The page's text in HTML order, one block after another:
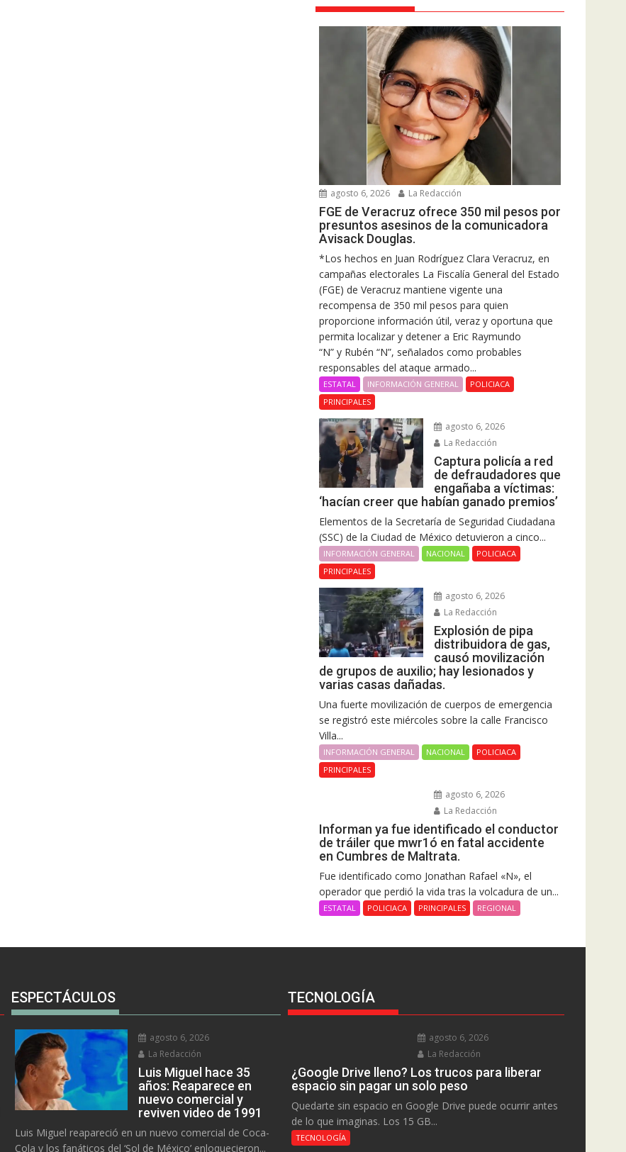
agosto 6, 2026 La Redacción
FGE de Veracruz ofrece 350 mil pesos por
presuntos asesinos de la comunicadora
Avisack Douglas.
*Los hechos en Juan Rodríguez Clara Veracruz, en
campañas electorales La Fiscalía General del Estado
(FGE) de Veracruz mantiene vigente una
recompensa de 350 mil pesos para quien
proporcione información útil, veraz y oportuna que
permita localizar y detener a Eric Raymundo
“N” y Rubén “N”, señalados como probables
responsables del ataque armado...
ESTATAL INFORMACIÓN GENERAL
POLICIACA
PRINCIPALES
agosto 6, 2026
La Redacción
Captura policía a red
de defraudadores que
engañaba a víctimas:
‘hacían creer que habían ganado premios’
Elementos de la Secretaría de Seguridad Ciudadana
(SSC) de la Ciudad de México detuvieron a cinco...
INFORMACIÓN GENERAL NACIONAL
POLICIACA
PRINCIPALES
agosto 6, 2026
La Redacción
Explosión de pipa
distribuidora de gas,
causó movilización
de grupos de auxilio; hay lesionados y
varias casas dañadas.
Una fuerte movilización de cuerpos de emergencia
se registró este miércoles sobre la calle Francisco
Villa...
INFORMACIÓN GENERAL NACIONAL
POLICIACA
PRINCIPALES
agosto 6, 2026
La Redacción
Informan ya fue identificado el conductor
de tráiler que mwr1ó en fatal accidente
en Cumbres de Maltrata.
Fue identificado como Jonathan Rafael «N», el
operador que perdió la vida tras la volcadura de un...
ESTATAL POLICIACA PRINCIPALES REGIONAL
ESPECTÁCULOS
agosto 6, 2026
La Redacción
Luis Miguel hace 35
años: Reaparece en
nuevo comercial y
reviven video de 1991
Luis Miguel reapareció en un nuevo comercial de Coca-
Cola y los fanáticos del ‘Sol de México’ enloquecieron...
TECNOLOGÍA
agosto 6, 2026
La Redacción
¿Google Drive lleno? Los trucos para liberar
espacio sin pagar un solo peso
Quedarte sin espacio en Google Drive puede ocurrir antes
de lo que imaginas. Los 15 GB...
TECNOLOGÍA